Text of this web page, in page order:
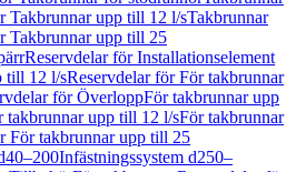
Takbrunnar upp till 12 l/sTakbrunnar
Takbrunnar upp till 25
Reservdelar för Installationselement
till 12 l/sReservdelar för För takbrunnar
för ÖverloppFör takbrunnar upp
takbrunnar upp till 12 l/sFör takbrunnar
För takbrunnar upp till 25
Infästningssystem d250–